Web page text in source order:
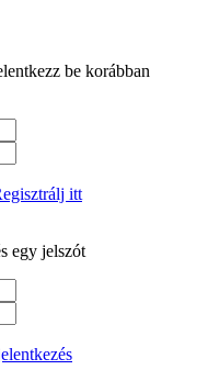
be korábban
itt
egy jelszót